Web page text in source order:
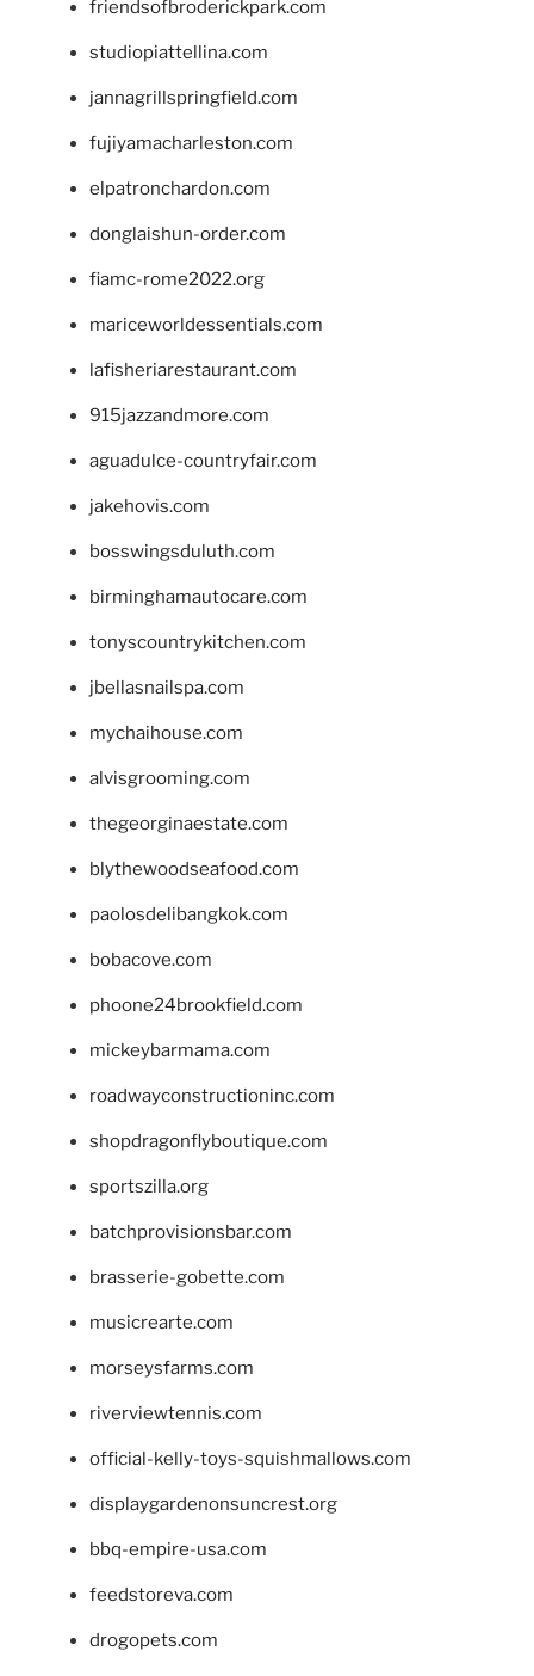
friendsofbroderickpark.com
studiopiattellina.com
jannagrillspringfield.com
fujiyamacharleston.com
elpatronchardon.com
donglaishun-order.com
fiamc-rome2022.org
mariceworldessentials.com
lafisheriarestaurant.com
915jazzandmore.com
aguadulce-countryfair.com
jakehovis.com
bosswingsduluth.com
birminghamautocare.com
tonyscountrykitchen.com
jbellasnailspa.com
mychaihouse.com
alvisgrooming.com
thegeorginaestate.com
blythewoodseafood.com
paolosdelibangkok.com
bobacove.com
phoone24brookfield.com
mickeybarmama.com
roadwayconstructioninc.com
shopdragonflyboutique.com
sportszilla.org
batchprovisionsbar.com
brasserie-gobette.com
musicrearte.com
morseysfarms.com
riverviewtennis.com
official-kelly-toys-squishmallows.com
displaygardenonsuncrest.org
bbq-empire-usa.com
feedstoreva.com
drogopets.com